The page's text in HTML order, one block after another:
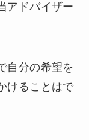
アドバイザー
自分の希望を
けることはで